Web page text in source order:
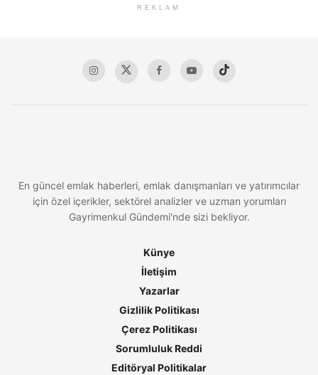
REKLAM
En güncel emlak haberleri, emlak danışmanları ve yatırımcılar
için özel içerikler, sektörel analizler ve uzman yorumları
Gayrimenkul Gündemi'nde sizi bekliyor.
Künye
İletişim
Yazarlar
Gizlilik Politikası
Çerez Politikası
Sorumluluk Reddi
Editöryal Politikalar